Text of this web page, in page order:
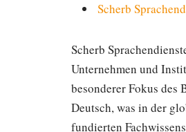
Scherb
Scherb
Unternehmen und
besonderer Fokus des
Deutsch, was in der
fundierten